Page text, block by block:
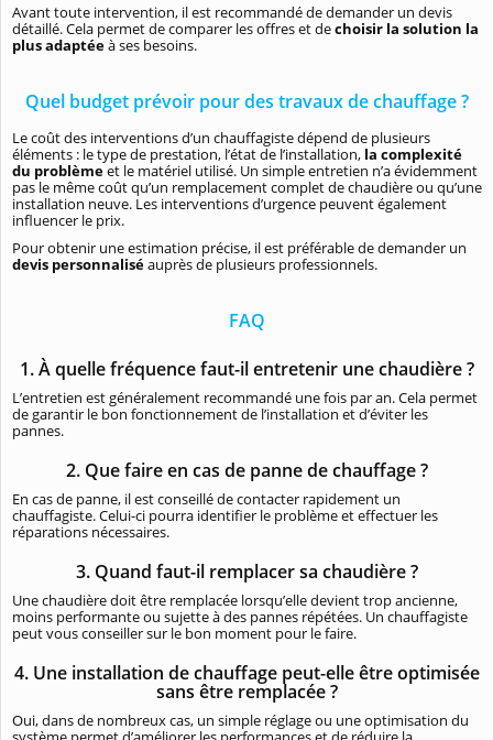
Avant toute intervention, il est recommandé de demander un devis
détaillé. Cela permet de comparer les offres et dechoisir la solution la
plus adaptéeà ses besoins.
Quel budget prévoir pour des travaux de chauffage ?
Le coût des interventions d’un chauffagiste dépend de plusieurs
éléments : le type de prestation, l’état de l’installation, la complexité
du problèmeet le matériel utilisé. Un simple entretien n’a évidemment
pas le même coût qu’un remplacement complet de chaudière ou qu’une
installation neuve. Les interventions d’urgence peuvent également
influencer le prix.
Pour obtenir une estimation précise, il est préférable de demander un
devis personnaliséauprès de plusieurs professionnels.
FAQ
1. À quelle fréquence faut-il entretenir une chaudière ?
L’entretien est généralement recommandé une fois par an. Cela permet
de garantir le bon fonctionnement de l’installation et d’éviter les
pannes.
2. Que faire en cas de panne de chauffage ?
En cas de panne, il est conseillé de contacter rapidement un
chauffagiste. Celui-ci pourra identifier le problème et effectuer les
réparations nécessaires.
3. Quand faut-il remplacer sa chaudière ?
Une chaudière doit être remplacée lorsqu’elle devient trop ancienne,
moins performante ou sujette à des pannes répétées. Un chauffagiste
peut vous conseiller sur le bon moment pour le faire.
4. Une installation de chauffage peut-elle être optimisée
sans être remplacée ?
Oui, dans de nombreux cas, un simple réglage ou une optimisation du